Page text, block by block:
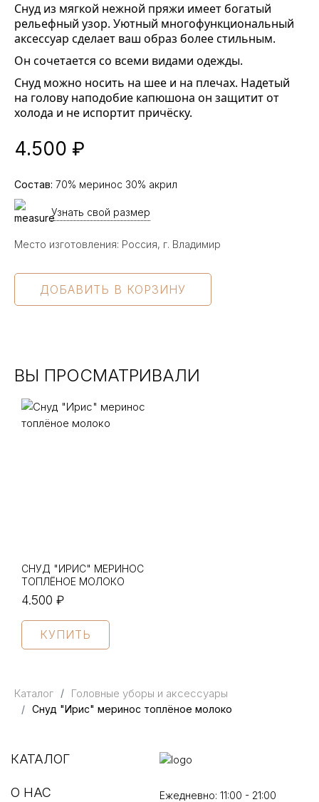
Снуд из мягкой нежной пряжи имеет богатый
рельефный узор. Уютный многофункциональный
аксессуар сделает ваш образ более стильным.
Он сочетается со всеми видами одежды.
Снуд можно носить на шее и на плечах. Надетый
на голову наподобие капюшона он защитит от
холода и не испортит причёску.
4.500 ₽
Состав: 70% меринос 30% акрил
Узнать свой размер
Место изготовления: Россия, г. Владимир
ВЫ ПРОСМАТРИВАЛИ
СНУД "ИРИС" МЕРИНОС
ТОПЛЁНОЕ МОЛОКО
4.500 ₽
КУПИТЬ
Каталог Головные уборы и аксессуары
Снуд "Ирис" меринос топлёное молоко
КАТАЛОГ
О НАС Ежедневно: 11:00 - 21:00